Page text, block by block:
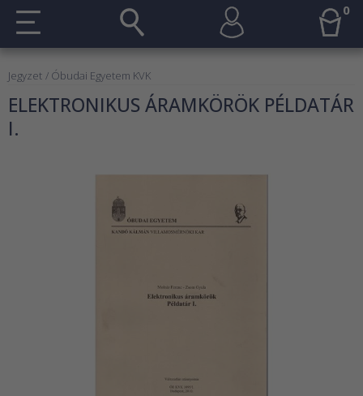
0
Jegyzet / Óbudai Egyetem KVK
ELEKTRONIKUS ÁRAMKÖRÖK PÉLDATÁR
I.